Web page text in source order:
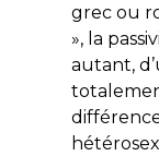
grec ou
», la
autant,